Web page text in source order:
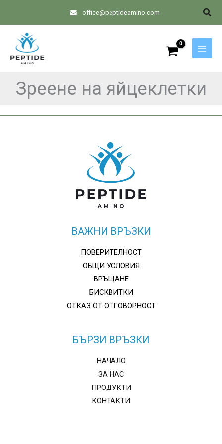
content
office@peptideamino.com
Зреене на яйцеклетки
ВАЖНИ ВРЪЗКИ
ПОВЕРИТЕЛНОСТ
ОБЩИ УСЛОВИЯ
ВРЪЩАНЕ
БИСКВИТКИ
ОТКАЗ ОТ ОТГОВОРНОСТ
БЪРЗИ ВРЪЗКИ
НАЧАЛО
ЗА НАС
ПРОДУКТИ
КОНТАКТИ